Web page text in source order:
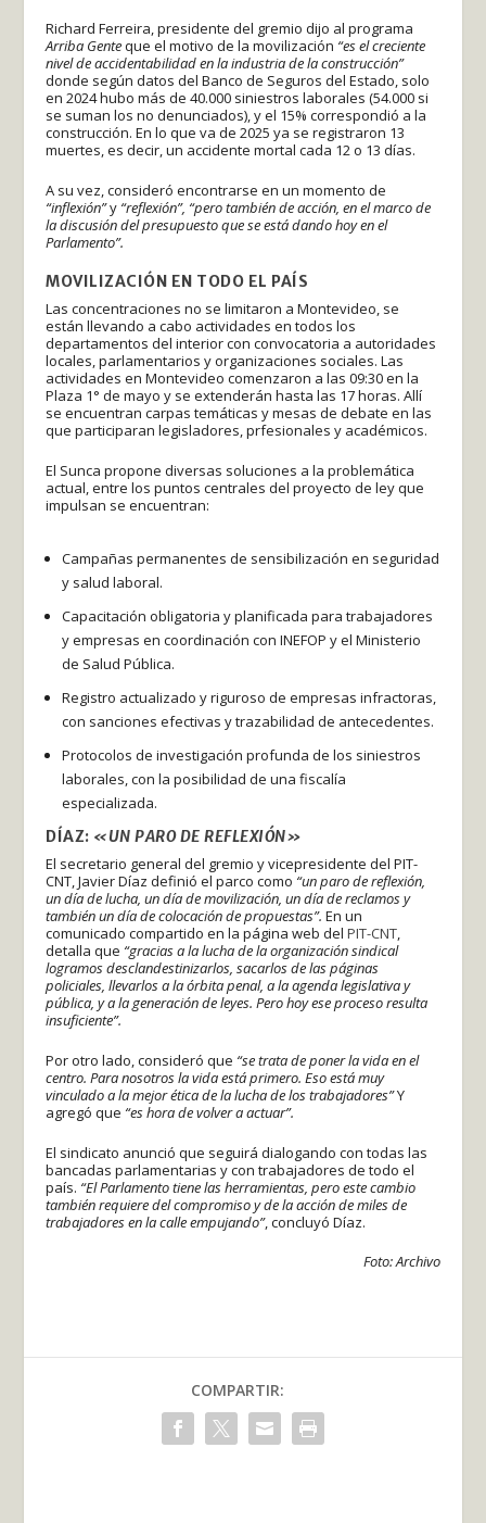
Richard Ferreira, presidente del gremio dijo al programa
Arriba Genteque el motivo de la movilización “es el creciente
nivel de accidentabilidad en la industria de la construcción”
donde según datos del Banco de Seguros del Estado, solo
en 2024 hubo más de 40.000 siniestros laborales (54.000 si
se suman los no denunciados), y el 15% correspondió a la
construcción. En lo que va de 2025 ya se registraron 13
muertes, es decir, un accidente mortal cada 12 o 13 días.
A su vez, consideró encontrarse en un momento de
“inflexión”y “reflexión”, “pero también de acción, en el marco de
la discusión del presupuesto que se está dando hoy en el
Parlamento”.
MOVILIZACIÓN EN TODO EL PAÍS
Las concentraciones no se limitaron a Montevideo, se
están llevando a cabo actividades en todos los
departamentos del interior con convocatoria a autoridades
locales, parlamentarios y organizaciones sociales. Las
actividades en Montevideo comenzaron a las 09:30 en la
Plaza 1° de mayo y se extenderán hasta las 17 horas. Allí
se encuentran carpas temáticas y mesas de debate en las
que participaran legisladores, prfesionales y académicos.
El Sunca propone diversas soluciones a la problemática
actual, entre los puntos centrales del proyecto de ley que
impulsan se encuentran:
Campañas permanentes de sensibilización en seguridad
y salud laboral.
Capacitación obligatoria y planificada para trabajadores
y empresas en coordinación con INEFOP y el Ministerio
de Salud Pública.
Registro actualizado y riguroso de empresas infractoras,
con sanciones efectivas y trazabilidad de antecedentes.
Protocolos de investigación profunda de los siniestros
laborales, con la posibilidad de una fiscalía
especializada.
DÍAZ: «UN PARO DE REFLEXIÓN»
El secretario general del gremio y vicepresidente del PIT-
CNT, Javier Díaz definió el parco como “un paro de reflexión,
un día de lucha, un día de movilización, un día de reclamos y
también un día de colocación de propuestas”.En un
comunicado compartido en la página web delPIT-CNT,
detalla que “gracias a la lucha de la organización sindical
logramos desclandestinizarlos, sacarlos de las páginas
policiales, llevarlos a la órbita penal, a la agenda legislativa y
pública, y a la generación de leyes. Pero hoy ese proceso resulta
insuficiente”.
Por otro lado, consideró que “se trata de poner la vida en el
centro. Para nosotros la vida está primero. Eso está muy
vinculado a la mejor ética de la lucha de los trabajadores”Y
agregó que “es hora de volver a actuar”.
El sindicato anunció que seguirá dialogando con todas las
bancadas parlamentarias y con trabajadores de todo el
país. “El Parlamento tiene las herramientas, pero este cambio
también requiere del compromiso y de la acción de miles de
trabajadores en la calle empujando”, concluyó Díaz.
Foto: Archivo
COMPARTIR: